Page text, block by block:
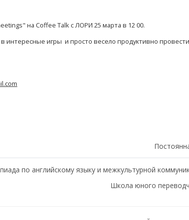
на Coffee Talk с ЛОРИ 25 марта в 12 00.
интересные игры и просто весело продуктивно
по английскому языку и межкультурной
Школа юного